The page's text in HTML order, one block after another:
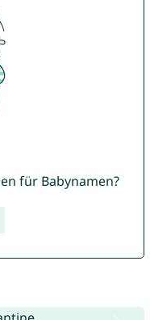
für Babynamen?